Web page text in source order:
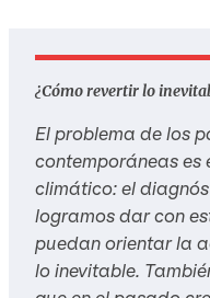
¿Cómo revertir lo
El problema de los
contemporáneas
climático: el
logramos dar con
puedan orientar la
lo inevitable.